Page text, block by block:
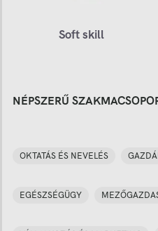
Soft skill
NÉPSZERŰ
OKTATÁS ÉS NEVELÉS
EGÉSZSÉGÜGY